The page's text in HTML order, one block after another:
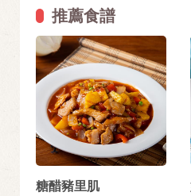
推薦食譜
糖醋豬里肌